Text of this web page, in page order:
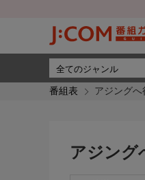
番組表 アジング
アジング